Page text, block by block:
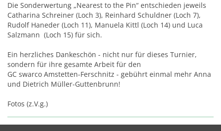
Die Sonderwertung „Nearest to the Pin“ entschieden jeweils
Catharina Schreiner (Loch 3), Reinhard Schuldner (Loch 7),
Rudolf Haneder (Loch 11), Manuela Kittl (Loch 14) und Luca
Salzmann (Loch 15) für sich.
Ein herzliches Dankeschön - nicht nur für dieses Turnier,
sondern für ihre gesamte Arbeit für den
GC swarco Amstetten-Ferschnitz - gebührt einmal mehr Anna
und Dietrich Müller-Guttenbrunn!
Fotos (z.V.g.)